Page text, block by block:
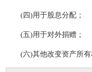
(四)用于股息分配；
(五)用于对外捐赠；
(六)其他改变资产所有